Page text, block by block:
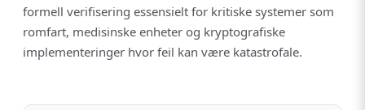
formell verifisering essensielt for kritiske systemer som
romfart, medisinske enheter og kryptografiske
implementeringer hvor feil kan være katastrofale.